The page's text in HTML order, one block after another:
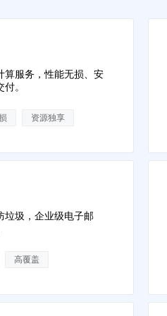
算服务，性能无损、安
。
资源独享
垃圾，企业级电子邮
高覆盖